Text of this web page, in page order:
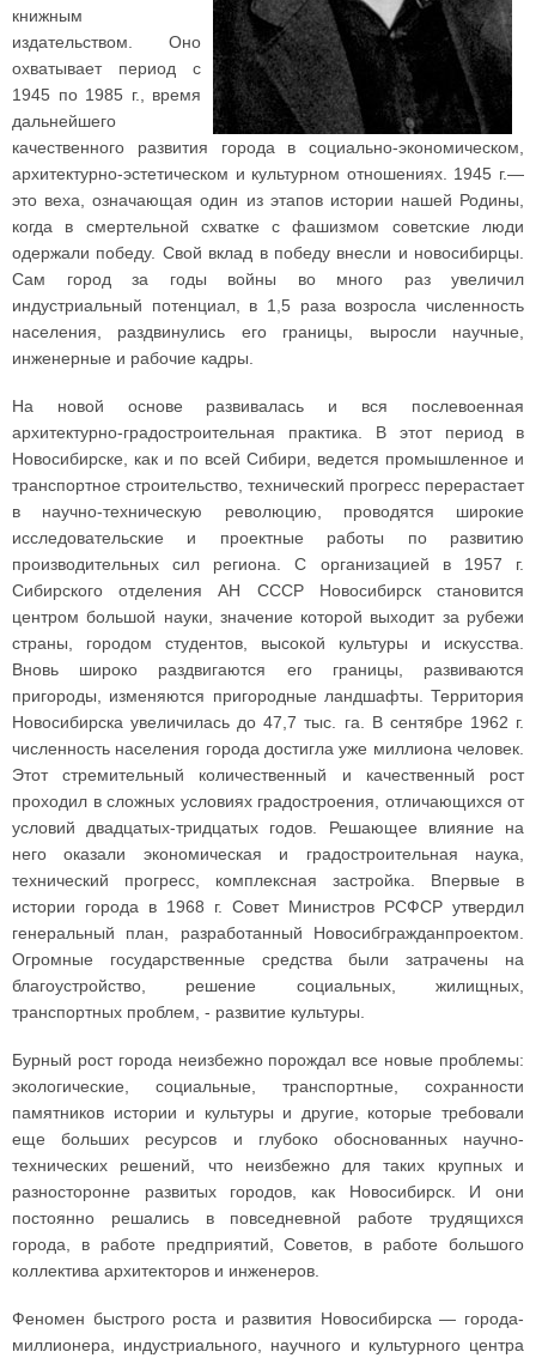
книжным
издательством. Оно
охватывает период с
1945 по 1985 г., время
дальнейшего
качественного развития города в социально-экономическом,
архитектурно-эстетическом и культурном отношениях. 1945 г.—
это веха, означающая один из этапов истории нашей Родины,
когда в смертельной схватке с фашизмом советские люди
одержали победу. Свой вклад в победу внесли и новосибирцы.
Сам город за годы войны во много раз увеличил
индустриальный потенциал, в 1,5 раза возросла численность
населения, раздвинулись его границы, выросли научные,
инженерные и рабочие кадры.
На новой основе развивалась и вся послевоенная
архитектурно-градостроительная практика. В этот период в
Новосибирске, как и по всей Сибири, ведется промышленное и
транспортное строительство, технический прогресс перерастает
в научно-техническую революцию, проводятся широкие
исследовательские и проектные работы по развитию
производительных сил региона. С организацией в 1957 г.
Сибирского отделения АН СССР Новосибирск становится
центром большой науки, значение которой выходит за рубежи
страны, городом студентов, высокой культуры и искусства.
Вновь широко раздвигаются его границы, развиваются
пригороды, изменяются пригородные ландшафты. Территория
Новосибирска увеличилась до 47,7 тыс. га. В сентябре 1962 г.
численность населения города достигла уже миллиона человек.
Этот стремительный количественный и качественный рост
проходил в сложных условиях градостроения, отличающихся от
условий двадцатых-тридцатых годов. Решающее влияние на
него оказали экономическая и градостроительная наука,
технический прогресс, комплексная застройка. Впервые в
истории города в 1968 г. Совет Министров РСФСР утвердил
генеральный план, разработанный Новосибгражданпроектом.
Огромные государственные средства были затрачены на
благоустройство, решение социальных, жилищных,
транспортных проблем, - развитие культуры.
Бурный рост города неизбежно порождал все новые проблемы:
экологические, социальные, транспортные, сохранности
памятников истории и культуры и другие, которые требовали
еще больших ресурсов и глубоко обоснованных научно-
технических решений, что неизбежно для таких крупных и
разносторонне развитых городов, как Новосибирск. И они
постоянно решались в повседневной работе трудящихся
города, в работе предприятий, Советов, в работе большого
коллектива архитекторов и инженеров.
Феномен быстрого роста и развития Новосибирска — города-
миллионера, индустриального, научного и культурного центра